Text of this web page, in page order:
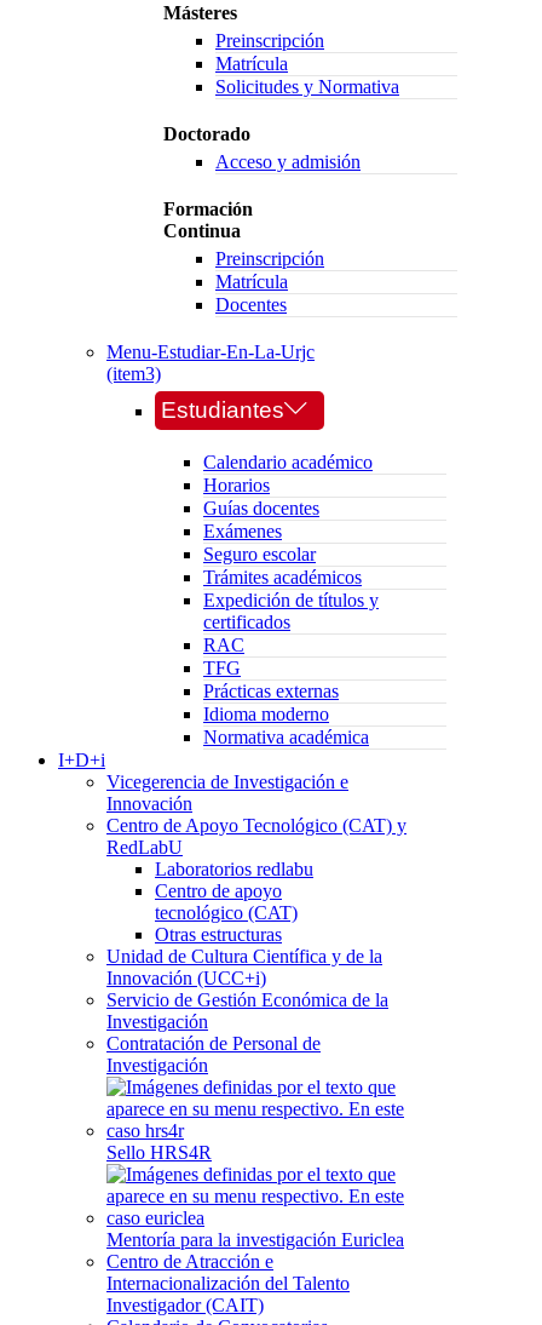
Másteres
Preinscripción
Matrícula
Solicitudes y Normativa
Doctorado
Acceso y admisión
Formación
Continua
Preinscripción
Matrícula
Docentes
Menu-Estudiar-En-La-Urjc
(item3)
Estudiantes
Calendario académico
Horarios
Guías docentes
Exámenes
Seguro escolar
Trámites académicos
Expedición de títulos y
certificados
RAC
TFG
Prácticas externas
Idioma moderno
Normativa académica
I+D+i
Vicegerencia de Investigación e
Innovación
Centro de Apoyo Tecnológico (CAT) y
RedLabU
Laboratorios redlabu
Centro de apoyo
tecnológico (CAT)
Otras estructuras
Unidad de Cultura Científica y de la
Innovación (UCC+i)
Servicio de Gestión Económica de la
Investigación
Contratación de Personal de
Investigación
Sello HRS4R
Mentoría para la investigación Euriclea
Centro de Atracción e
Internacionalización del Talento
Investigador (CAIT)